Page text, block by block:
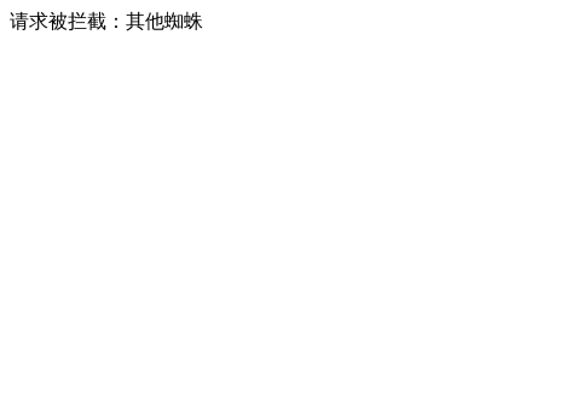
请求被拦截：其他蜘蛛